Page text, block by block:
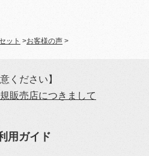
ット >お客様の声 >
ください】
販売店につきまして
用ガイド